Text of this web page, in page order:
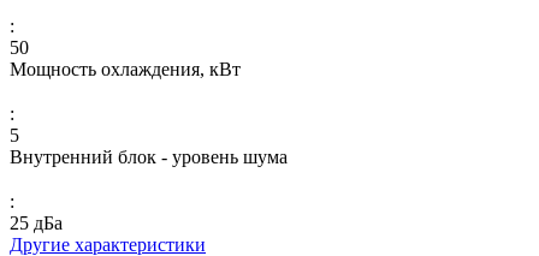
:
50
Мощность охлаждения, кВт
:
5
Внутренний блок - уровень шума
:
25 дБа
Другие характеристики